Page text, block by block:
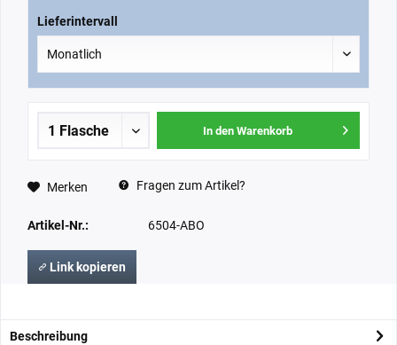
Lieferintervall
In den Warenkorb
Merken Fragen zum Artikel?
Artikel-Nr.: 6504-ABO
Link kopieren
Beschreibung